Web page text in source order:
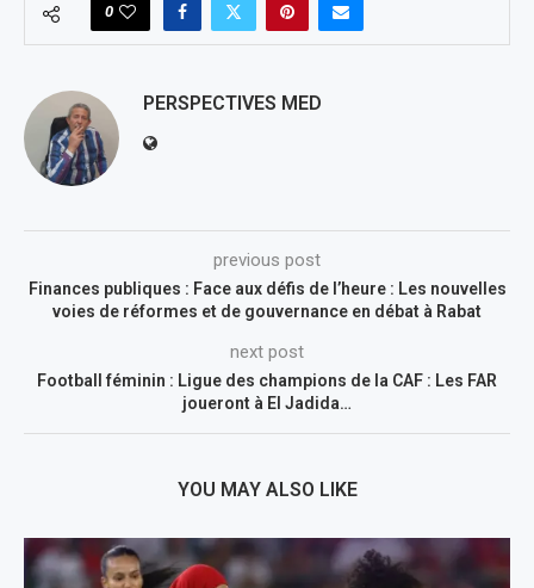
0
PERSPECTIVES MED
previous post
Finances publiques : Face aux défis de l’heure : Les nouvelles
voies de réformes et de gouvernance en débat à Rabat
next post
Football féminin : Ligue des champions de la CAF : Les FAR
joueront à El Jadida…
YOU MAY ALSO LIKE